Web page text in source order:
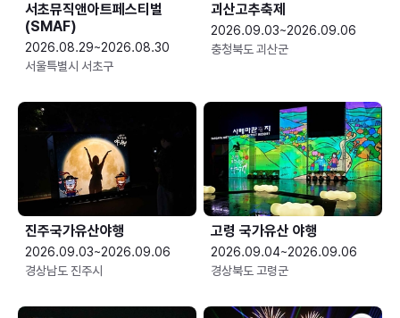
서초뮤직앤아트페스티벌
(SMAF)
2026.08.29~2026.08.30
서울특별시 서초구
괴산고추축제
2026.09.03~2026.09.06
충청북도 괴산군
진주국가유산야행
2026.09.03~2026.09.06
경상남도 진주시
고령 국가유산 야행
2026.09.04~2026.09.06
경상북도 고령군